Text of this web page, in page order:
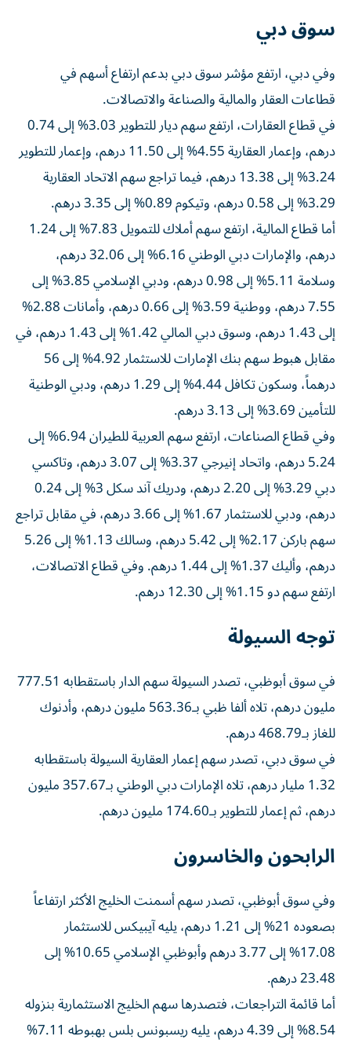
سوق دبي
وفي دبي، ارتفع مؤشر سوق دبي بدعم ارتفاع أسهم في
قطاعات العقار والمالية والصناعة والاتصالات.
في قطاع العقارات، ارتفع سهم ديار للتطوير 3.03% إلى 0.74
درهم، وإعمار العقارية 4.55% إلى 11.50 درهم، وإعمار للتطوير
3.24% إلى 13.38 درهم، فيما تراجع سهم الاتحاد العقارية
3.29% إلى 0.58 درهم، وتيكوم 0.89% إلى 3.35 درهم.
أما قطاع المالية، ارتفع سهم أملاك للتمويل 7.83% إلى 1.24
درهم، والإمارات دبي الوطني 6.16% إلى 32.06 درهم،
وسلامة 5.11% إلى 0.98 درهم، ودبي الإسلامي 3.85% إلى
7.55 درهم، ووطنية 3.59% إلى 0.66 درهم، وأمانات 2.88%
إلى 1.43 درهم، وسوق دبي المالي 1.42% إلى 1.43 درهم، في
مقابل هبوط سهم بنك الإمارات للاستثمار 4.92% إلى 56
درهماً، وسكون تكافل 4.44% إلى 1.29 درهم، ودبي الوطنية
للتأمين 3.69% إلى 3.13 درهم.
وفي قطاع الصناعات، ارتفع سهم العربية للطيران 6.94% إلى
5.24 درهم، واتحاد إنيرجي 3.37% إلى 3.07 درهم، وتاكسي
دبي 3.29% إلى 2.20 درهم، ودريك آند سكل 3% إلى 0.24
درهم، ودبي للاستثمار 1.67% إلى 3.66 درهم، في مقابل تراجع
سهم باركن 2.17% إلى 5.42 درهم، وسالك 1.13% إلى 5.26
درهم، وأليك 1.37% إلى 1.44 درهم. وفي قطاع الاتصالات،
ارتفع سهم دو 1.15% إلى 12.30 درهم.
توجه السيولة
في سوق أبوظبي، تصدر السيولة سهم الدار باستقطابه 777.51
مليون درهم، تلاه ألفا ظبي بـ563.36 مليون درهم، وأدنوك
للغاز بـ468.79 درهم.
في سوق دبي، تصدر سهم إعمار العقارية السيولة باستقطابه
1.32 مليار درهم، تلاه الإمارات دبي الوطني بـ357.67 مليون
درهم، ثم إعمار للتطوير بـ174.60 مليون درهم.
الرابحون والخاسرون
وفي سوق أبوظبي، تصدر سهم أسمنت الخليج الأكثر ارتفاعاً
بصعوده 21% إلى 1.21 درهم، يليه آيبيكس للاستثمار
17.08% إلى 3.77 درهم وأبوظبي الإسلامي 10.65% إلى
23.48 درهم.
أما قائمة التراجعات، فتصدرها سهم الخليج الاستثمارية بنزوله
8.54% إلى 4.39 درهم، يليه ريسبونس بلس بهبوطه 7.11%